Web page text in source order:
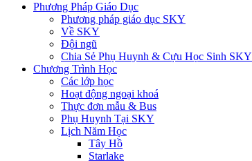
Phương Pháp Giáo Dục
Phương pháp giáo dục SKY
Về SKY
Đội ngũ
Chia Sẻ Phụ Huynh & Cựu Học Sinh SKY
Chương Trình Học
Các lớp học
Hoạt động ngoại khoá
Thực đơn mẫu & Bus
Phụ Huynh Tại SKY
Lịch Năm Học
Tây Hồ
Starlake